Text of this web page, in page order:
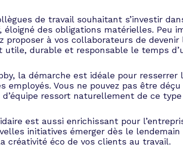
de travail souhaitant s’investir
éloigné des obligations matérielles. Peu
proposer à vos collaborateurs de devenir
utile, durable et responsable le temps
la démarche est idéale pour resserrer
employés. Vous ne pouvez pas être déçu
ressort naturellement de ce
est aussi enrichissant pour
initiatives émerger dès le lendemain
créativité éco de vos clients au travail.